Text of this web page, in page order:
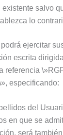
existente salvo
lo
ejercitar
escrita
referencia
especificando:
del
en que se
será